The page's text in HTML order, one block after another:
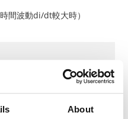
About
間波動di/dt較大時）
需要在電阻器兩端引出電壓
示，推薦從電阻器的電極焊盤